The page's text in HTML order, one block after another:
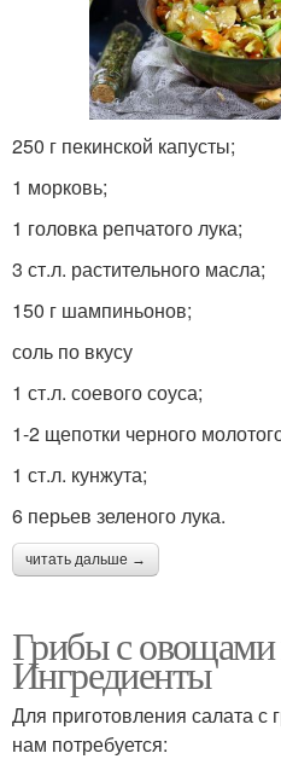
250 г пекинской капусты;
1 морковь;
1 головка репчатого лука;
3 ст.л. растительного масла;
150 г шампиньонов;
соль по вкусу
1 ст.л. соевого соуса;
1-2 щепотки черного
1 ст.л. кунжута;
6 перьев зеленого лука.
читать дальше →
Грибы с овощами
Ингредиенты
Для приготовления салата
нам потребуется: